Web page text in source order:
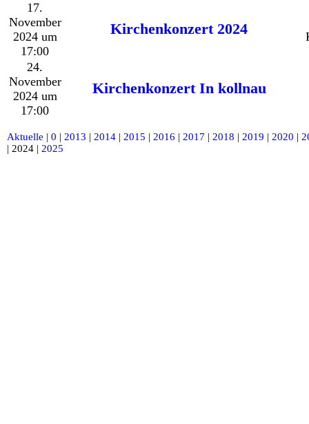
17.
November
2024 um
17:00
Kirchenkonzert 2024
24.
November
2024 um
17:00
Kirchenkonzert In kollnau
Aktuelle | 0 | 2013 | 2014 | 2015 | 2016 | 2017 | 2018 | 2019 | 2020 |
| 2024 | 2025